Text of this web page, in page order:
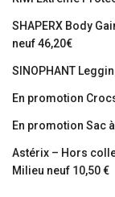
SHAPERX Body
neuf 46,20€
SINOPHANT
En promotion
En promotion Sac
Astérix – Hors
Milieu neuf 10,50 €